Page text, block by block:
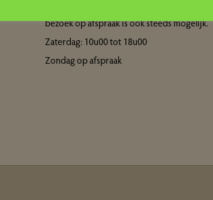
bezoek op afspraak is ook steeds mogelijk.
Zaterdag: 10u00 tot 18u00
Zondag op afspraak